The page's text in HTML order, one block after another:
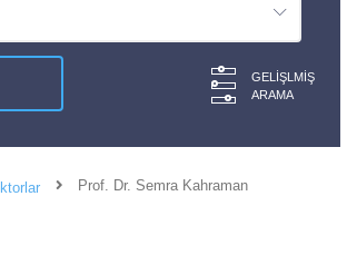
GELIŞLMIŞ
ARAMA
Prof. Dr. Semra Kahraman